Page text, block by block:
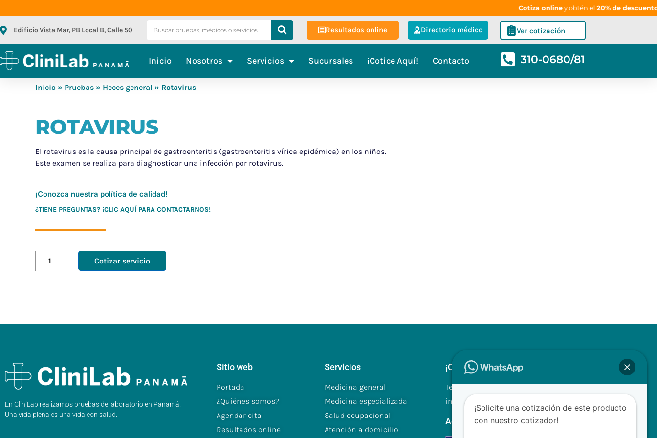
Cotiza onliney obtén el20% de descuentoen
Edificio Vista Mar, PB Local B, Calle 50 Resultados online Directorio médico Ver cotización
Inicio Nosotros Servicios Sucursales ¡Cotice Aquí! Contacto 310-0680/81
Inicio » Pruebas » Heces general » Rotavirus
ROTAVIRUS
El rotavirus es la causa principal de gastroenteritis (gastroenteritis vírica epidémica) en los niños.
Este examen se realiza para diagnosticar una infección por rotavirus.
¡Conozca nuestra política de calidad!
¿TIENE PREGUNTAS? ¡CLIC AQUÍ PARA CONTACTARNOS!
Cotizar servicio
En CliniLab realizamos pruebas de laboratorio en Panamá.
Una vida plena es una vida con salud.
Sitio web
Portada
¿Quiénes somos?
Agendar cita
Resultados online
Servicios
Medicina general
Medicina especializada
Salud ocupacional
Atención a domicilio
¡Contáctenos!
Tel.: +507 310 0680/81
info@clinilabpanama.com
Aceptamos
¡Solicite una cotización de este producto
con nuestro cotizador!